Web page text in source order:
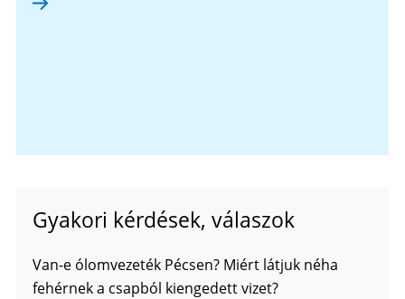
Gyakori kérdések, válaszok
Van-e ólomvezeték Pécsen? Miért látjuk néha
fehérnek a csapból kiengedett vizet?